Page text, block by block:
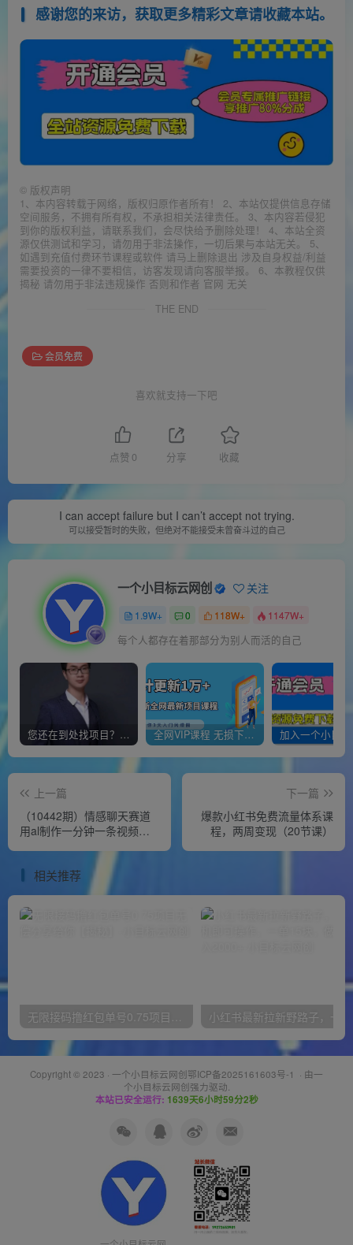
感谢您的来访，获取更多精彩文章请收藏本站。
© 版权声明
1、本内容转载于网络，版权归原作者所有！ 2、本站仅提供信息存储
空间服务，不拥有所有权，不承担相关法律责任。 3、本内容若侵犯
到你的版权利益，请联系我们，会尽快给予删除处理！ 4、本站全资
源仅供测试和学习，请勿用于非法操作，一切后果与本站无关。 5、
如遇到充值付费环节课程或软件 请马上删除退出 涉及自身权益/利益
需要投资的一律不要相信，访客发现请向客服举报。 6、本教程仅供
揭秘 请勿用于非法违规操作 否则和作者 官网 无关
THE END
会员免费
喜欢就支持一下吧
点赞 0 分享 收藏
I can accept failure but I can’t accept not trying.
可以接受暂时的失败，但绝对不能接受未曾奋斗过的自己
一个小目标云网创 关注
1.9W+ 0 118W+ 1147W+
每个人都存在着那部分为别人而活的自己
您还在到处找项目？还在当韭菜？我靠经营“一个小目标网创商城”年入百W+，曾经我也负债累累! 全网VIP课程 无损下载~
上一篇
（10442期）情感聊天赛道
用al制作一分钟一条视频日
下一篇
爆款小红书免费流量体系课
程，两周变现（20节课）
相关推荐
Copyright © 2023 · 一个小目标云网创鄂ICP备2025161603号-1 · 由一
个小目标云网创强力驱动.
本站已安全运行: 1639天6小时59分2秒